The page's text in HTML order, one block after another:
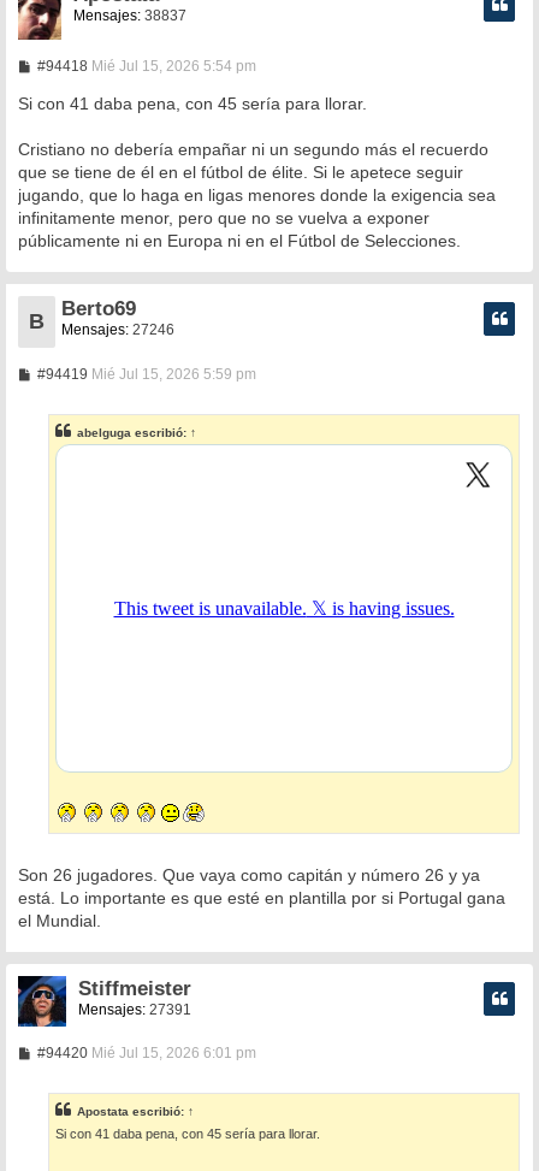
Mensajes:38837
#94418M
e
Mié Jul 15, 2026 5:54 pm
Si con 41 daba pena, con 45 sería para llorar.
Cristiano no debería empañar ni un segundo más el recuerdo
que se tiene de él en el fútbol de élite. Si le apetece seguir
jugando, que lo haga en ligas menores donde la exigencia sea
infinitamente menor, pero que no se vuelva a exponer
públicamente ni en Europa ni en el Fútbol de Selecciones.
B
Berto69
Mensajes: 27246
#94419M
a
Mié Jul 15, 2026 5:59 pm
abelguga escribió: ↑
Son 26 jugadores. Que vaya como capitán y número 26 y ya
está. Lo importante es que esté en plantilla por si Portugal gana
el Mundial.
Stiffmeister
Mensajes: 27391
#94420M
a
j
Mié Jul 15, 2026 6:01 pm
Apostata escribió: ↑
Si con 41 daba pena, con 45 sería para llorar.